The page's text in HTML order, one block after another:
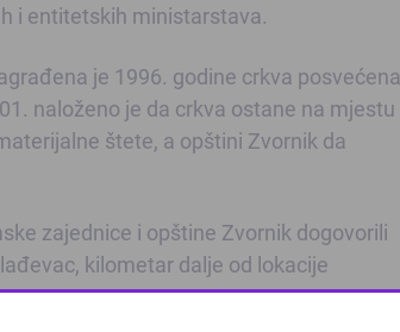
i entitetskih ministarstava.
je 1996. godine crkva posvećena
naloženo je da crkva ostane na mjestu
štete, a opštini Zvornik da
zajednice i opštine Zvornik dogovorili
kilometar dalje od lokacije